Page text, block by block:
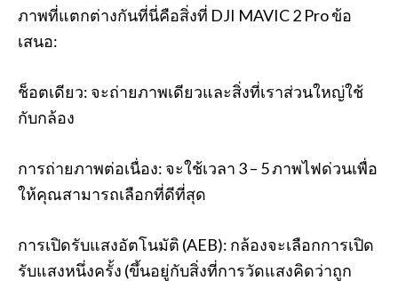
ภาพที่แตกต่างกันที่นี่คือสิ่งที่ DJI MAVIC 2 Pro ข้อ
เสนอ:
ช็อตเดียว: จะถ่ายภาพเดียวและสิ่งที่เราส่วนใหญ่ใช้
กับกล้อง
การถ่ายภาพต่อเนื่อง: จะใช้เวลา 3 – 5 ภาพไฟด่วนเพื่อ
ให้คุณสามารถเลือกที่ดีที่สุด
การเปิดรับแสงอัตโนมัติ (AEB): กล้องจะเลือกการเปิด
รับแสงหนึ่งครั้ง (ขึ้นอยู่กับสิ่งที่การวัดแสงคิดว่าถูก